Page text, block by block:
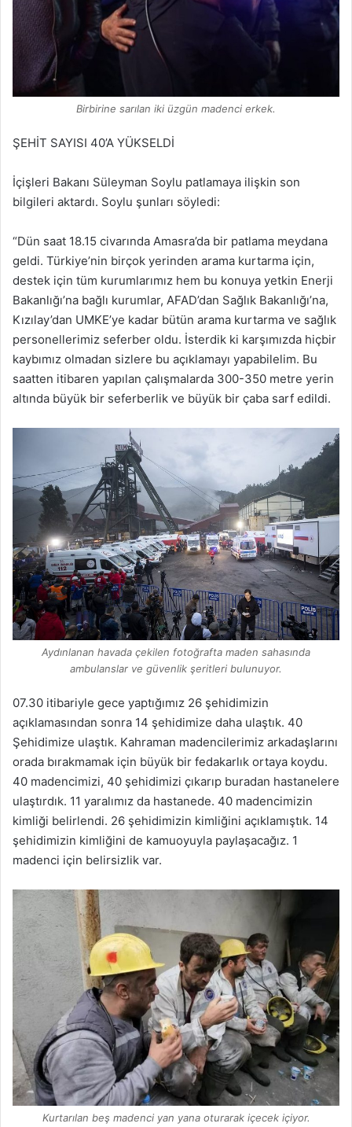
Birbirine sarılan iki üzgün madenci erkek.
ŞEHİT SAYISI 40’A YÜKSELDİ
İçişleri Bakanı Süleyman Soylu patlamaya ilişkin son
bilgileri aktardı. Soylu şunları söyledi:
“Dün saat 18.15 civarında Amasra’da bir patlama meydana
geldi. Türkiye’nin birçok yerinden arama kurtarma için,
destek için tüm kurumlarımız hem bu konuya yetkin Enerji
Bakanlığı’na bağlı kurumlar, AFAD’dan Sağlık Bakanlığı’na,
Kızılay’dan UMKE’ye kadar bütün arama kurtarma ve sağlık
personellerimiz seferber oldu. İsterdik ki karşımızda hiçbir
kaybımız olmadan sizlere bu açıklamayı yapabilelim. Bu
saatten itibaren yapılan çalışmalarda 300-350 metre yerin
altında büyük bir seferberlik ve büyük bir çaba sarf edildi.
Aydınlanan havada çekilen fotoğrafta maden sahasında
ambulanslar ve güvenlik şeritleri bulunuyor.
07.30 itibariyle gece yaptığımız 26 şehidimizin
açıklamasından sonra 14 şehidimize daha ulaştık. 40
Şehidimize ulaştık. Kahraman madencilerimiz arkadaşlarını
orada bırakmamak için büyük bir fedakarlık ortaya koydu.
40 madencimizi, 40 şehidimizi çıkarıp buradan hastanelere
ulaştırdık. 11 yaralımız da hastanede. 40 madencimizin
kimliği belirlendi. 26 şehidimizin kimliğini açıklamıştık. 14
şehidimizin kimliğini de kamuoyuyla paylaşacağız. 1
madenci için belirsizlik var.
Kurtarılan beş madenci yan yana oturarak içecek içiyor.